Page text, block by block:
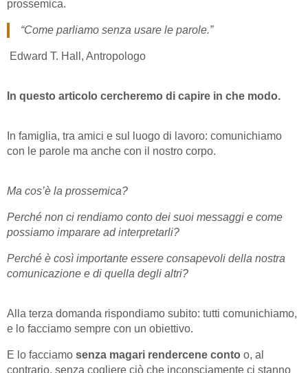
prossemica.
“Come parliamo senza usare le parole.”
Edward T. Hall, Antropologo
In questo articolo cercheremo di capire in che modo.
In famiglia, tra amici e sul luogo di lavoro: comunichiamo
con le parole ma anche con il nostro corpo.
Ma cos’è la prossemica?
Perché non ci rendiamo conto dei suoi messaggi e come
possiamo imparare ad interpretarli?
Perché è così importante essere consapevoli della nostra
comunicazione e di quella degli altri?
Alla terza domanda rispondiamo subito: tutti comunichiamo,
e lo facciamo sempre con un obiettivo.
E lo facciamo senza magari rendercene conto o, al
contrario, senza cogliere ciò che inconsciamente ci stanno